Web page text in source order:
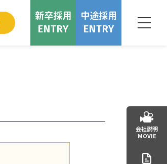
ENTRY ENTRY
会社説明
MOVIE